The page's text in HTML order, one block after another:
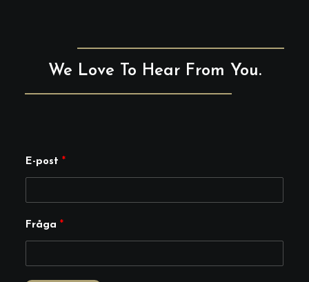
We Love To Hear From You.
E-post *
E
Fråga *